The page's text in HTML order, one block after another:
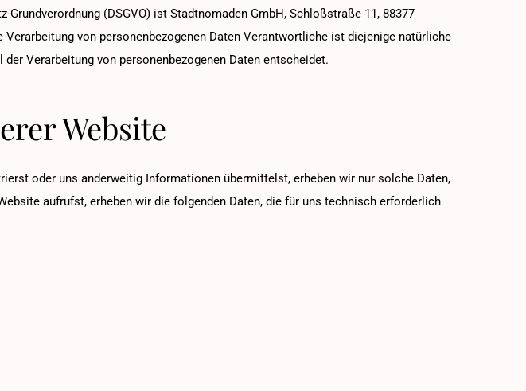
(DSGVO) ist Stadtnomaden GmbH, Schloßstraße 11, 88377
Verarbeitung von personenbezogenen Daten Verantwortliche ist diejenige natürliche
Verarbeitung von personenbezogenen Daten entscheidet.
Website
oder uns anderweitig Informationen übermittelst, erheben wir nur solche Daten,
aufrufst, erheben wir die folgenden Daten, die für uns technisch erforderlich